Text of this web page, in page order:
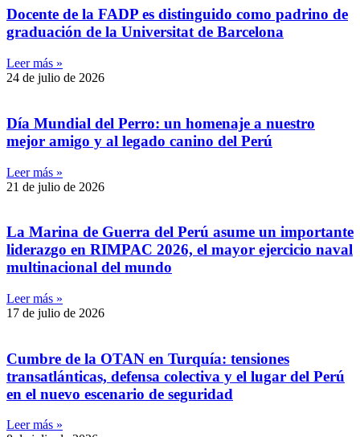
Docente de la FADP es distinguido como padrino de
graduación de la Universitat de Barcelona
Leer más »
24 de julio de 2026
Día Mundial del Perro: un homenaje a nuestro
mejor amigo y al legado canino del Perú
Leer más »
21 de julio de 2026
La Marina de Guerra del Perú asume un importante
liderazgo en RIMPAC 2026, el mayor ejercicio naval
multinacional del mundo
Leer más »
17 de julio de 2026
Cumbre de la OTAN en Turquía: tensiones
transatlánticas, defensa colectiva y el lugar del Perú
en el nuevo escenario de seguridad
Leer más »